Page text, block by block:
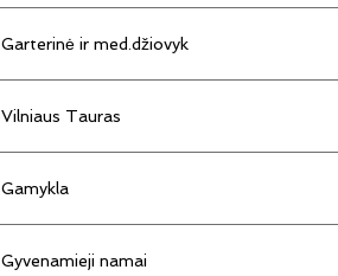
Garterinė ir med.džiovyk
Vilniaus Tauras
Gamykla
Gyvenamieji namai